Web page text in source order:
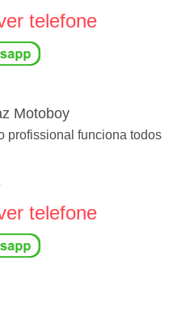
telefone
Motoboy
profissional funciona todos
telefone